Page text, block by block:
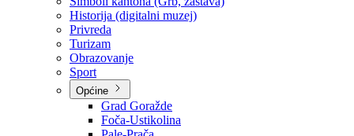
O kantonu
O kantonu
Simboli kantona (Grb, zastava)
Historija (digitalni muzej)
Privreda
Turizam
Obrazovanje
Općine